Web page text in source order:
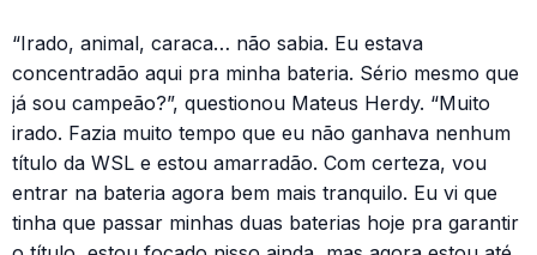
“Irado, animal, caraca… não sabia. Eu estava
concentradão aqui pra minha bateria. Sério mesmo que
já sou campeão?”, questionou Mateus Herdy. “Muito
irado. Fazia muito tempo que eu não ganhava nenhum
título da WSL e estou amarradão. Com certeza, vou
entrar na bateria agora bem mais tranquilo. Eu vi que
tinha que passar minhas duas baterias hoje pra garantir